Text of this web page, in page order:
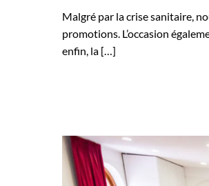
Malgré par la crise sanitaire,
promotions. L’occasion
enfin, la […]